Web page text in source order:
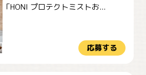
「HONI プロテクトミストお...
応募する